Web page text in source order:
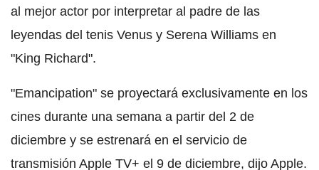
al mejor actor por interpretar al padre de las
leyendas del tenis Venus y Serena Williams en
"King Richard".
"Emancipation" se proyectará exclusivamente en los
cines durante una semana a partir del 2 de
diciembre y se estrenará en el servicio de
transmisión Apple TV+ el 9 de diciembre, dijo Apple.